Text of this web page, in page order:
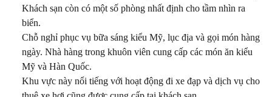
Khách sạn còn có một số phòng nhất định cho tầm nhìn ra
biển.
Chỗ nghỉ phục vụ bữa sáng kiểu Mỹ, lục địa và gọi món hàng
ngày. Nhà hàng trong khuôn viên cung cấp các món ăn kiểu
Mỹ và Hàn Quốc.
Khu vực này nổi tiếng với hoạt động đi xe đạp và dịch vụ cho